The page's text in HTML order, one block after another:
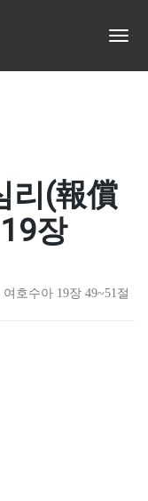
리(報償
장
호수아 19장 49~51절